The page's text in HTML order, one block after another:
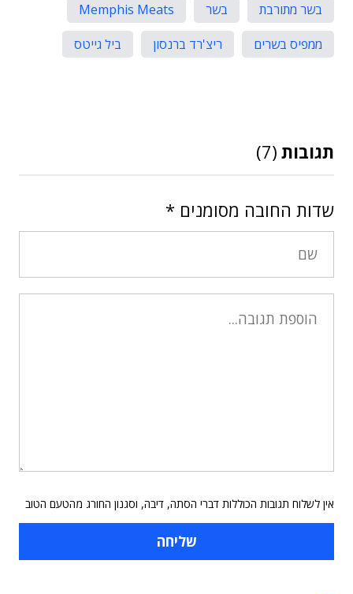
בשר מתורבת
בשר
Memphis Meats
ממפיס בשרים
ריצ'רד ברנסון ביל גייטס
תגובות (7)
שדות החובה מסומנים *
אין לשלוח תגובות הכוללות דברי הסתה, דיבה, וסגנון החורג מהטעם הטוב